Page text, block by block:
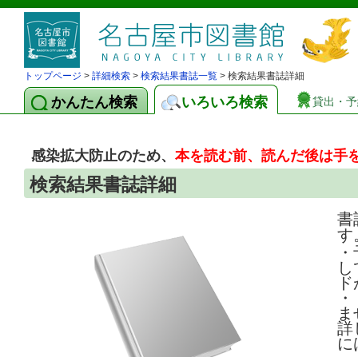
トップページ > 詳細検索 > 検索結果書誌一覧 > 検索結果書誌詳細
かんたん検索 いろいろ検索 貸出・
感染拡大防止のため、本を読む前、読んだ後は手
検索結果書誌詳細
書
す
詳
に